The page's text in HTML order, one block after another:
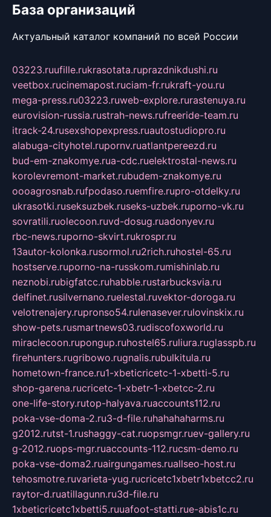
База организаций
Актуальный каталог компаний по всей России
03223.ruufille.rukrasotata.ruprazdnikdushi.ru
veetbox.rucinemapost.ruciam-fr.rukraft-you.ru
mega-press.ru03223.ruweb-explore.rurastenuya.ru
eurovision-russia.rustrah-news.rufreeride-team.ru
itrack-24.rusexshopexpress.ruautostudiopro.ru
alabuga-cityhotel.rupornv.ruatlantpereezd.ru
bud-em-znakomye.rua-cdc.ruelektrostal-news.ru
korolevremont-market.rubudem-znakomye.ru
oooagrosnab.rufpodaso.ruemfire.rupro-otdelky.ru
ukrasotki.ruseksuzbek.ruseks-uzbek.ruporno-vk.ru
sovratili.ruolecoon.ruvd-dosug.ruadonyev.ru
rbc-news.ruporno-skvirt.rukrospr.ru
13autor-kolonka.rusormol.ru2rich.ruhostel-65.ru
hostserve.ruporno-na-russkom.rumishinlab.ru
neznobi.rubigfatcc.ruhabble.rustarbucksvia.ru
delfinet.rusilvernano.ruelestal.ruvektor-doroga.ru
velotrenajery.rupronso54.rulenasever.rulovinskix.ru
show-pets.rusmartnews03.rudiscofoxworld.ru
miraclecoon.rupongup.ruhostel65.ruliura.ruglasspb.ru
firehunters.rugribowo.rugnalis.rubulkitula.ru
hometown-france.ru1-xbeticricetc-1-xbetti-5.ru
shop-garena.rucricetc-1-xbetr-1-xbetcc-2.ru
one-life-story.rutop-halyava.ruaccounts112.ru
poka-vse-doma-2.ru3-d-file.ruhahahaharms.ru
g2012.rutst-1.rushaggy-cat.ruopsmgr.ruev-gallery.ru
g-2012.ruops-mgr.ruaccounts-112.rucsm-demo.ru
poka-vse-doma2.ruairgungames.ruallseo-host.ru
tehosmotre.ruvarieta-yug.rucricetc1xbetr1xbetcc2.ru
raytor-d.ruatillagunn.ru3d-file.ru
1xbeticricetc1xbetti5.ruuafoot-statti.rue-abis1c.ru